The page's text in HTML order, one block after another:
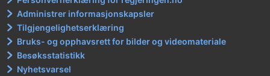
Administrer informasjonskapsler
Tilgjengelighetserklæring
Bruks- og opphavsrett for bilder og videomateriale
Besøksstatistikk
Nyhetsvarsel